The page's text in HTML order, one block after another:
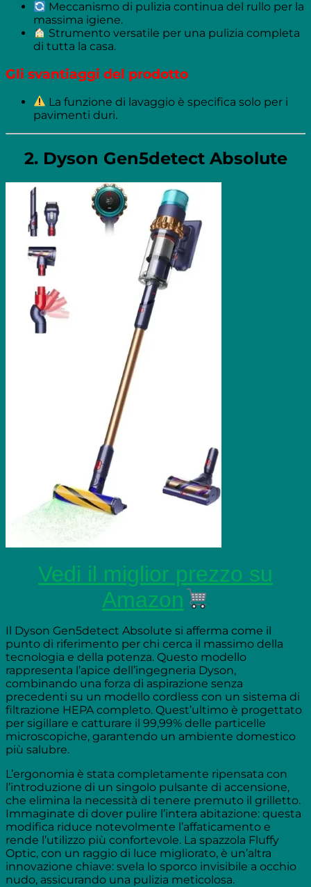
Meccanismo di pulizia continua del rullo per la
massima igiene.
Strumento versatile per una pulizia completa
di tutta la casa.
Gli svantiaggi del prodotto
La funzione di lavaggio è specifica solo per i
pavimenti duri.
2. Dyson Gen5detect Absolute
Vedi il miglior prezzo su
Amazon
Il Dyson Gen5detect Absolute si afferma come il
punto di riferimento per chi cerca il massimo della
tecnologia e della potenza. Questo modello
rappresenta l’apice dell’ingegneria Dyson,
combinando una forza di aspirazione senza
precedenti su un modello cordless con un sistema di
filtrazione HEPA completo. Quest’ultimo è progettato
per sigillare e catturare il 99,99% delle particelle
microscopiche, garantendo un ambiente domestico
più salubre.
L’ergonomia è stata completamente ripensata con
l’introduzione di un singolo pulsante di accensione,
che elimina la necessità di tenere premuto il grilletto.
Immaginate di dover pulire l’intera abitazione: questa
modifica riduce notevolmente l’affaticamento e
rende l’utilizzo più confortevole. La spazzola Fluffy
Optic, con un raggio di luce migliorato, è un’altra
innovazione chiave: svela lo sporco invisibile a occhio
nudo, assicurando una pulizia meticolosa.